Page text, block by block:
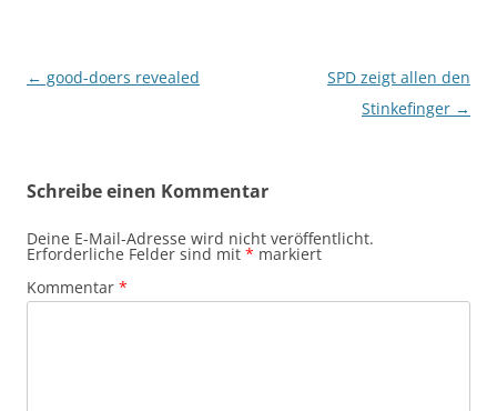
Beitragsnavigation
← good-doers revealed
SPD zeigt allen den
Stinkefinger →
Schreibe einen Kommentar
Deine E-Mail-Adresse wird nicht veröffentlicht.
Erforderliche Felder sind mit * markiert
Kommentar *